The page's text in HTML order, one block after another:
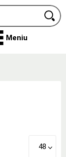
Meniu
48